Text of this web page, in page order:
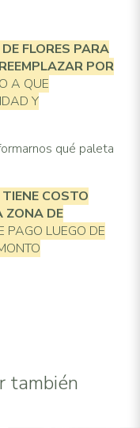
FLORES PARA
POR
A QUE
Y
qué paleta
COSTO
ZONA DE
PAGO LUEGO DE
también